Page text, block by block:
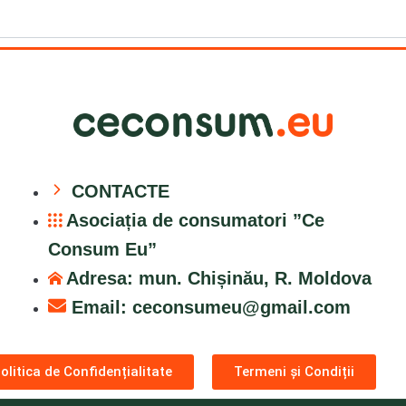
CONTACTE
Asociația de consumatori ”Ce
Consum Eu”
Adresa: mun. Chișinău, R. Moldova
Email:ceconsumeu@gmail.com
de Confidențialitate Termeni și Condiții